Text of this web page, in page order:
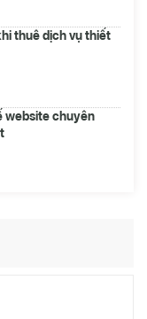
thuê dịch vụ thiết
website chuyên